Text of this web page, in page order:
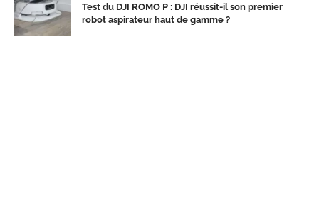
Test du DJI ROMO P : DJI réussit-il son premier
robot aspirateur haut de gamme ?